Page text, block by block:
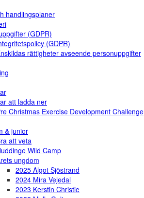
handlingsplaner
(GDPR)
(GDPR)
rättigheter avseende personuppgifter
att ladda ner
Christmas Exercise Development Challenge
& junior
att veta
Wild Camp
ungdom
2025 Algot Sjöstrand
2024 Mira Vejedal
2023 Kerstin Christie